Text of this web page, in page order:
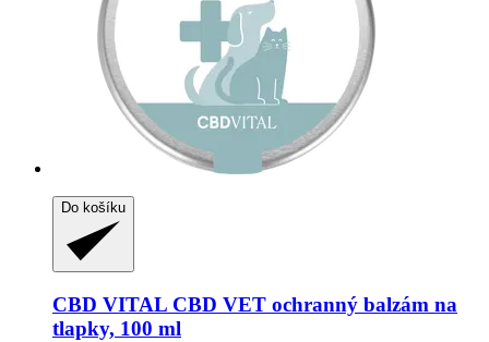
Do košíku
CBD VITAL CBD VET ochranný balzám na
tlapky, 100 ml